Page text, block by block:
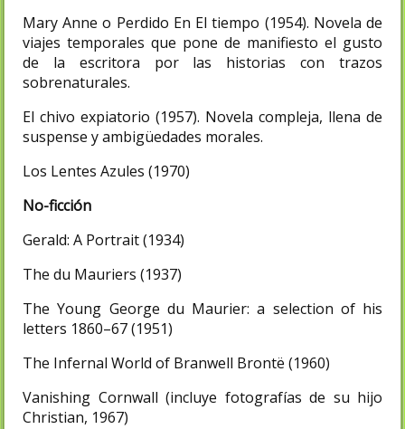
Mary Anne o Perdido En El tiempo (1954). Novela de
viajes temporales que pone de manifiesto el gusto
de la escritora por las historias con trazos
sobrenaturales.
El chivo expiatorio (1957). Novela compleja, llena de
suspense y ambigüedades morales.
Los Lentes Azules (1970)
No-ficción
Gerald: A Portrait (1934)
The du Mauriers (1937)
The Young George du Maurier: a selection of his
letters 1860–67 (1951)
The Infernal World of Branwell Brontë (1960)
Vanishing Cornwall (incluye fotografías de su hijo
Christian, 1967)